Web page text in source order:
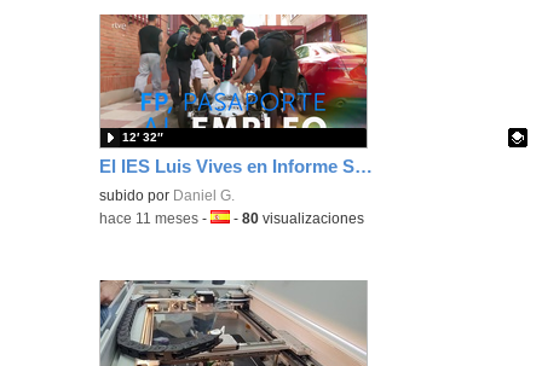
El IES Luis Vives en Informe Semanal: FP, pasaporte al empleo
Contenido educativo.
subido por Daniel G.
12′ 32″
-hace 11 meses -Idioma:
-80 visualizaciones